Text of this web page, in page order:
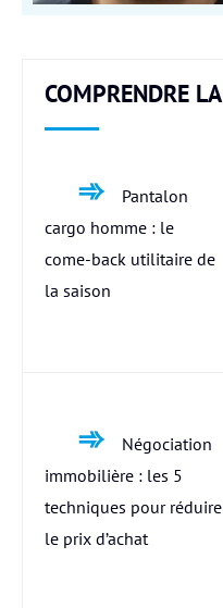
COMPRENDRE
Pantalon
cargo homme : le
come-back utilitaire de
la saison
Négociation
immobilière : les 5
techniques pour réduire
le prix d’achat